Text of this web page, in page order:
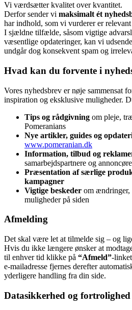
Vi værdsætter kvalitet over kvantitet.
Derfor sender vi maksimalt ét
har indhold, som vi vurderer er
I sjældne tilfælde, såsom vigtige
væsentlige opdateringer, kan vi
undgår dog konsekvent spam og
Hvad kan du forvente i
Vores nyhedsbrev er nøje sammensat
inspiration og eksklusive muligheder.
Tips og rådgivning om pleje,
Pomeranians
Nye artikler, guides og
www.pomeranian.dk
Information, tilbud og
samarbejdspartnere og
Præsentation af særlige
kampagner
Vigtige beskeder om
muligheder på siden
Afmelding
Det skal være let at tilmelde sig – og
Hvis du ikke længere ønsker at
til enhver tid klikke på “Afmeld”-
e-mailadresse fjernes derefter
yderligere handling fra din side.
Datasikkerhed og fortrolighed